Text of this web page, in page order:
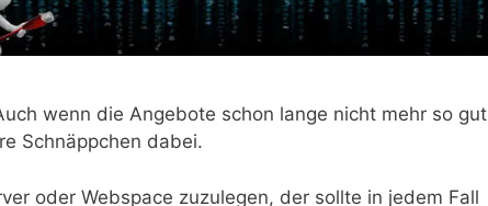
wenn die Angebote schon lange nicht mehr so gut
Schnäppchen dabei.
oder Webspace zuzulegen, der sollte in jedem Fall